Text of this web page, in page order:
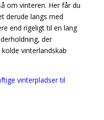
om vinteren. Her får du
derude langs med
end rigeligt til en lang
der
vinterlandskab
vinterpladser til